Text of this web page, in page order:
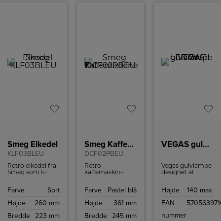
belysning.
Smeg Elkedel
KLF03BLEU
Retro elkedel fra
Smeg som kan
tørkogningssikring
ved 100ºC.
Farve
Sort
Højde
260 mm
Bredde
223 mm
Smeg Kaffemaskine
DCF02PBEU
Retro
kaffemaskine fra
til 10 kopper
Farve
Pastel blå
Højde
361 mm
Bredde
245 mm
VEGAS gulvlampe LED 7W 1L sort
Vegas gulvlampe
designet af
med integreret
lysdæmper. Giver
lys og med sine 7
Højde
140 max.
EAN
nummer